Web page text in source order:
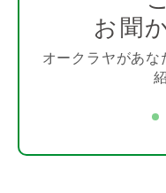
お聞
オークラヤがあ